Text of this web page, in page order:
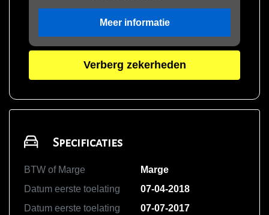
Meer informatie
Verberg zekerheden
Specificaties
BTW of Marge
Marge
Datum eerste toelating
07-04-2018
Datum eerste toelating
07-07-2017